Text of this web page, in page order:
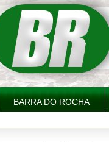
BARRA DO ROCHA